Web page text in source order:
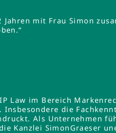
Jahren mit Frau Simon
Law im Bereich
die
Als Unternehmen
Kanzlei SimonGraeser